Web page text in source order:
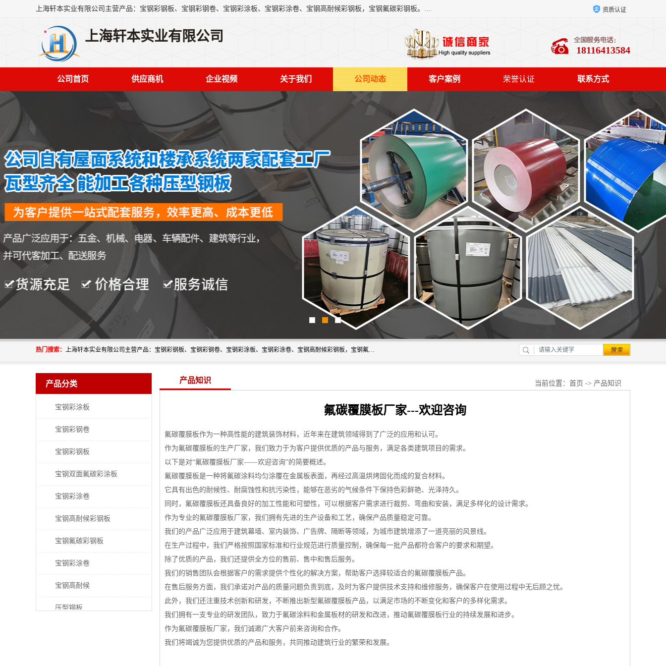
上海轩本实业有限公司主营产品：宝钢彩钢板、宝钢彩钢卷、宝钢彩涂板、宝钢彩涂卷、宝钢高耐候彩钢板，宝钢氟碳彩钢板。是一家集钢铁贸易，物流、加工为一体的产业全配套公司。 资质认证
上海轩本实业有限公司
18116413584
公司首页 供应商机 企业视频 关于我们 公司动态 客户案例 荣誉认证 联系方式
热门搜索： 上海轩本实业有限公司主营产品：宝钢彩钢板、宝钢彩钢卷、宝钢彩涂板、宝钢彩涂卷、宝钢高耐候彩钢板，宝钢氟碳彩钢板。是一家集钢铁贸易，物流、加工为一体的产业全配套公司。
产品分类
宝钢彩涂板
宝钢彩钢卷
宝钢彩钢板
宝钢双面氟碳彩涂板
宝钢彩涂卷
宝钢高耐候彩钢板
宝钢氟碳彩钢板
宝钢彩涂卷
宝钢高耐候
压型钢板
产品知识 当前位置： 首页 -> 产品知识
氟碳覆膜板厂家---欢迎咨询
氟碳覆膜板作为一种高性能的建筑装饰材料，近年来在建筑领域得到了广泛的应用和认可。
作为氟碳覆膜板的生产厂家，我们致力于为客户提供优质的产品与服务，满足各类建筑项目的需求。
以下是对“氟碳覆膜板厂家——欢迎咨询”的简要概述。
氟碳覆膜板是一种将氟碳涂料均匀涂覆在金属板表面，再经过高温烘烤固化而成的复合材料。
它具有出色的耐候性、耐腐蚀性和抗污染性，能够在恶劣的气候条件下保持色彩鲜艳、光泽持久。
同时，氟碳覆膜板还具备良好的加工性能和可塑性，可以根据客户需求进行裁剪、弯曲和安装，满足多样化的设计需求。
作为专业的氟碳覆膜板厂家，我们拥有先进的生产设备和工艺，确保产品质量稳定可靠。
我们的产品广泛应用于建筑幕墙、室内装饰、广告牌、隔断等领域，为城市建筑增添了一道亮丽的风景线。
在生产过程中，我们严格按照国家标准和行业规范进行质量控制，确保每一批产品都符合客户的要求和期望。
除了优质的产品，我们还提供全方位的售前、售中和售后服务。
我们的销售团队会根据客户的需求提供个性化的解决方案，帮助客户选择较适合的氟碳覆膜板产品。
在售后服务方面，我们承诺对产品的质量问题负责到底，及时为客户提供技术支持和维修服务，确保客户在使用过程中无后顾之忧。
此外，我们还注重技术创新和研发，不断推出新型氟碳覆膜板产品，以满足市场的不断变化和客户的多样化需求。
我们拥有一支专业的研发团队，致力于氟碳涂料和金属板材的研发和改进，推动氟碳覆膜板行业的持续发展和进步。
作为氟碳覆膜板厂家，我们诚邀广大客户前来咨询和合作。
我们将竭诚为您提供优质的产品和服务，共同推动建筑行业的繁荣和发展。